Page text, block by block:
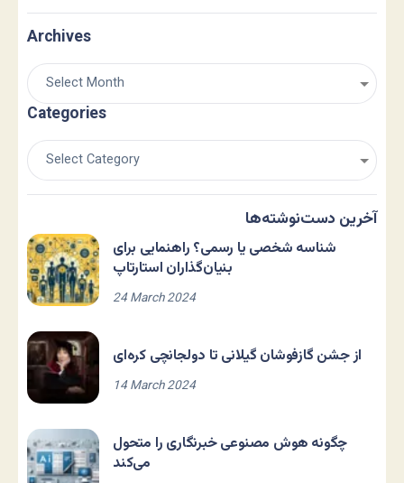
Archives
Categories
آخرین دست‌نوشته‌ها
شناسه شخصی یا رسمی؟ راهنمایی برای
بنیان‌گذاران استارتاپ
24 March 2024
از جشن گازفوشان گیلانی تا دولجانچی کره‌ای
14 March 2024
چگونه هوش مصنوعی خبرنگاری را متحول
می‌کند